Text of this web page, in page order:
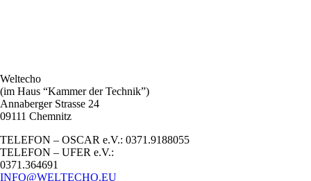
Weltecho
(im Haus “Kammer der Technik”)
Annaberger Strasse 24
09111 Chemnitz
TELEFON – OSCAR e.V.: 0371.9188055
TELEFON – UFER e.V.:
0371.364691
INFO@WELTECHO.EU